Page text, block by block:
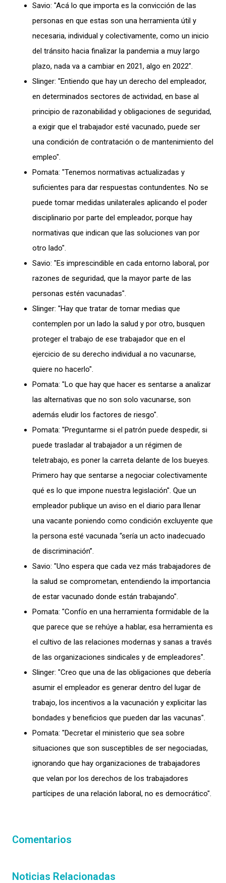
Savio: "Acá lo que importa es la convicción de las
personas en que estas son una herramienta útil y
necesaria, individual y colectivamente, como un inicio
del tránsito hacia finalizar la pandemia a muy largo
plazo, nada va a cambiar en 2021, algo en 2022″.
Slinger: "Entiendo que hay un derecho del empleador,
en determinados sectores de actividad, en base al
principio de razonabilidad y obligaciones de seguridad,
a exigir que el trabajador esté vacunado, puede ser
una condición de contratación o de mantenimiento del
empleo".
Pomata: "Tenemos normativas actualizadas y
suficientes para dar respuestas contundentes. No se
puede tomar medidas unilaterales aplicando el poder
disciplinario por parte del empleador, porque hay
normativas que indican que las soluciones van por
otro lado".
Savio: "Es imprescindible en cada entorno laboral, por
razones de seguridad, que la mayor parte de las
personas estén vacunadas".
Slinger: "Hay que tratar de tomar medias que
contemplen por un lado la salud y por otro, busquen
proteger el trabajo de ese trabajador que en el
ejercicio de su derecho individual a no vacunarse,
quiere no hacerlo".
Pomata: "Lo que hay que hacer es sentarse a analizar
las alternativas que no son solo vacunarse, son
además eludir los factores de riesgo".
Pomata: "Preguntarme si el patrón puede despedir, si
puede trasladar al trabajador a un régimen de
teletrabajo, es poner la carreta delante de los bueyes.
Primero hay que sentarse a negociar colectivamente
qué es lo que impone nuestra legislación". Que un
empleador publique un aviso en el diario para llenar
una vacante poniendo como condición excluyente que
la persona esté vacunada “sería un acto inadecuado
de discriminación”.
Savio: "Uno espera que cada vez más trabajadores de
la salud se comprometan, entendiendo la importancia
de estar vacunado donde están trabajando".
Pomata: "Confío en una herramienta formidable de la
que parece que se rehúye a hablar, esa herramienta es
el cultivo de las relaciones modernas y sanas a través
de las organizaciones sindicales y de empleadores".
Slinger: "Creo que una de las obligaciones que debería
asumir el empleador es generar dentro del lugar de
trabajo, los incentivos a la vacunación y explicitar las
bondades y beneficios que pueden dar las vacunas".
Pomata: "Decretar el ministerio que sea sobre
situaciones que son susceptibles de ser negociadas,
ignorando que hay organizaciones de trabajadores
que velan por los derechos de los trabajadores
partícipes de una relación laboral, no es democrático".
Comentarios
Noticias Relacionadas